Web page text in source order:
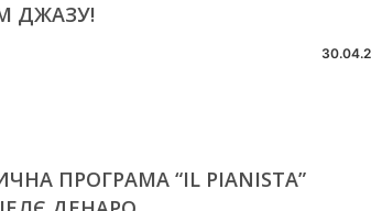
ДЖАЗУ!
ПРОГРАМА “IL PIANISTA”